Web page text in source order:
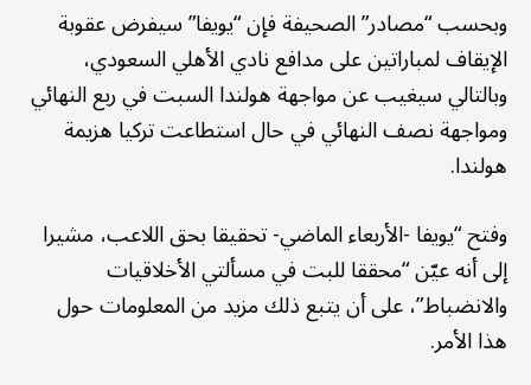
وبحسب “مصادر” الصحيفة فإن “يويفا” سيفرض عقوبة
الإيقاف لمباراتين على مدافع نادي الأهلي السعودي،
وبالتالي سيغيب عن مواجهة هولندا السبت في ربع النهائي
ومواجهة نصف النهائي في حال استطاعت تركيا هزيمة
هولندا.
وفتح “يويفا -الأربعاء الماضي- تحقيقا بحق اللاعب، مشيرا
إلى أنه عيّن “محققا للبت في مسألتي الأخلاقيات
والانضباط”، على أن يتبع ذلك مزيد من المعلومات حول
هذا الأمر.